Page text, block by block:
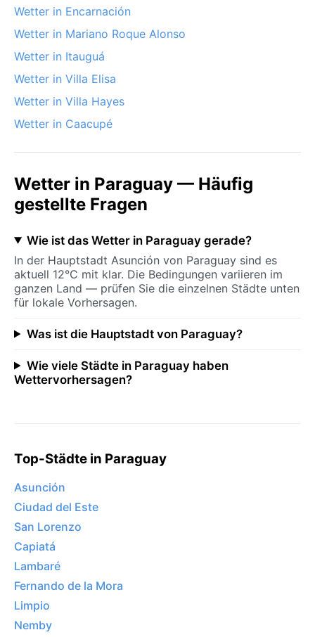
Wetter in Encarnación
Wetter in Mariano Roque Alonso
Wetter in Itauguá
Wetter in Villa Elisa
Wetter in Villa Hayes
Wetter in Caacupé
Wetter in Paraguay — Häufig
gestellte Fragen
Wie ist das Wetter in Paraguay gerade?
In der Hauptstadt Asunción von Paraguay sind es
aktuell 12°C mit klar. Die Bedingungen variieren im
ganzen Land — prüfen Sie die einzelnen Städte unten
für lokale Vorhersagen.
Was ist die Hauptstadt von Paraguay?
Wie viele Städte in Paraguay haben
Wettervorhersagen?
Top-Städte in Paraguay
Asunción
Ciudad del Este
San Lorenzo
Capiatá
Lambaré
Fernando de la Mora
Limpio
Nemby